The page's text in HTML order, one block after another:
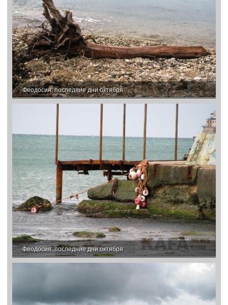
Феодосия: последние дни октября
Феодосия: последние дни октября